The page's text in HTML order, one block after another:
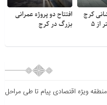
کرج
در حوادث کمتر از ۵
افتتاح دو پروژه عمرانی
بزرگ در کرج
ویژه اقتصادی پیام تا طی مراحل